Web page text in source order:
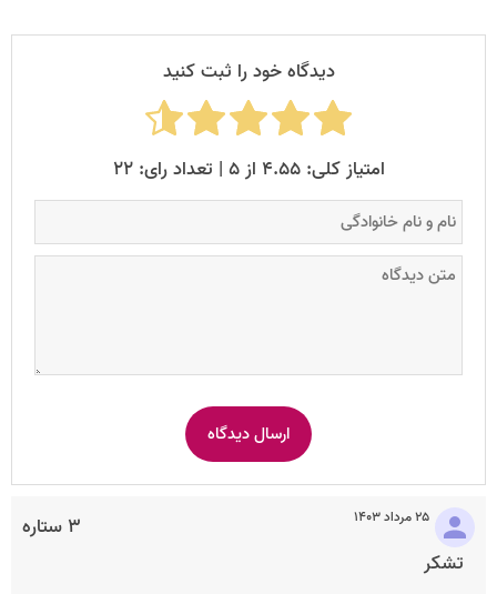
دیدگاه خود را ثبت کنید
امتیاز کلی: ۴.۵۵ از ۵ | تعداد رای: ۲۲
۳ ستاره ۲۵ مرداد ۱۴۰۳
تشکر